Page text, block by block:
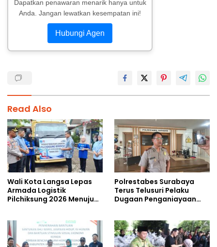
Dapatkan penawaran menarik hanya untuk
Anda. Jangan lewatkan kesempatan ini!
Hubungi Agen
Read Also
Wali Kota Langsa Lepas
Armada Logistik
Pilchiksung 2026 Menuju
Polrestabes Surabaya
Terus Telusuri Pelaku
Dugaan Penganiayaan